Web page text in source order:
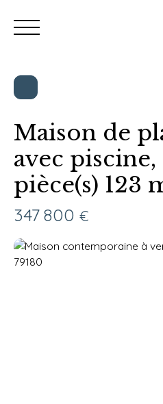
Nos bureaux Acheter
Estimation
Maison de
avec
pièce(s) 123
347 800 €